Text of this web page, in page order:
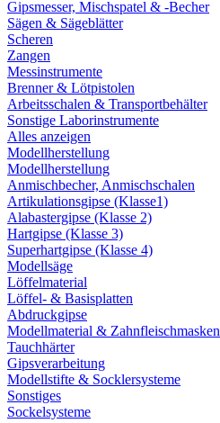
Gipsmesser, Mischspatel & -Becher
Sägen & Sägeblätter
Scheren
Zangen
Messinstrumente
Brenner & Lötpistolen
Arbeitsschalen & Transportbehälter
Sonstige Laborinstrumente
Alles anzeigen
Modellherstellung
Modellherstellung
Anmischbecher, Anmischschalen
Artikulationsgipse (Klasse1)
Alabastergipse (Klasse 2)
Hartgipse (Klasse 3)
Superhartgipse (Klasse 4)
Modellsäge
Löffelmaterial
Löffel- & Basisplatten
Abdruckgipse
Modellmaterial & Zahnfleischmasken
Tauchhärter
Gipsverarbeitung
Modellstifte & Socklersysteme
Sonstiges
Sockelsysteme